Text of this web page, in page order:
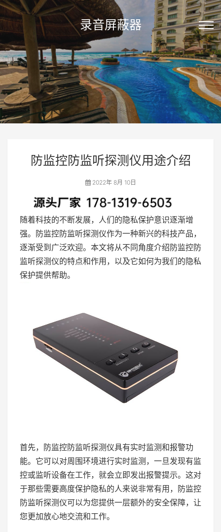
录音屏蔽器
防监控防监听探测仪用途介绍
2022年 8月 10日
随着科技的不断发展，人们的隐私保护意识逐渐增
强。防监控防监听探测仪作为一种新兴的科技产品，
逐渐受到广泛欢迎。本文将从不同角度介绍防监控防
监听探测仪的特点和作用，以及它如何为我们的隐私
保护提供帮助。
首先，防监控防监听探测仪具有实时监测和报警功
能。它可以对周围环境进行实时监测，一旦发现有监
控或监听设备在工作，就会立即发出报警提示。这对
于那些需要高度保护隐私的人来说非常有用，防监控
防监听探测仪可以为您提供一层额外的安全保障，让
您更加放心地交流和工作。